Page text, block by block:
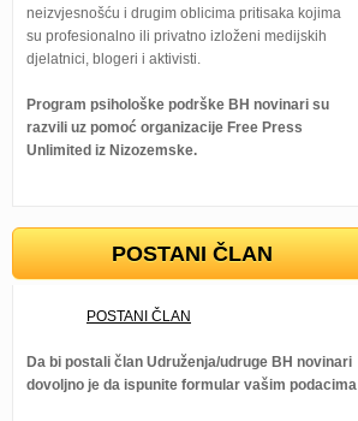
neizvjesnošću i drugim oblicima pritisaka kojima
su profesionalno ili privatno izloženi medijskih
djelatnici, blogeri i aktivisti.
Program psihološke podrške BH novinari su
razvili uz pomoć organizacije Free Press
Unlimited iz Nizozemske.
POSTANI ČLAN
POSTANI ČLAN
Da bi postali član Udruženja/udruge BH novinari
dovoljno je da ispunite formular vašim podacima